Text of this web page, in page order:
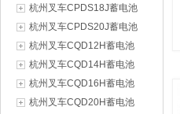
杭州叉车CPDS18J蓄电池
杭州叉车CPDS20J蓄电池
杭州叉车CQD12H蓄电池
杭州叉车CQD14H蓄电池
杭州叉车CQD16H蓄电池
杭州叉车CQD20H蓄电池